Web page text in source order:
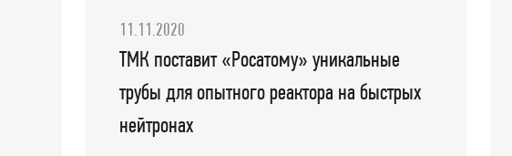
11.11.2020
ТМК поставит «Росатому» уникальные
трубы для опытного реактора на быстрых
нейтронах